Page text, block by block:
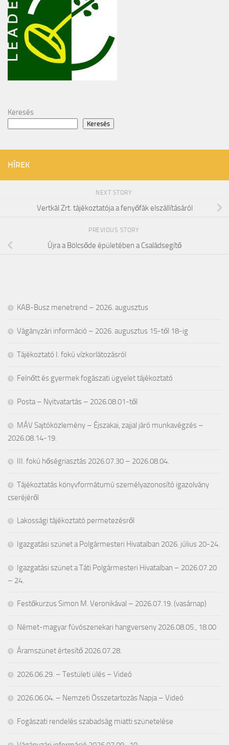
Keresés
Keresés
HÍREK
NEXT STORY
Vertkál Zrt. tájékoztatója a fenyőfák elszállításáról
PREVIOUS STORY
Újra a Bölcsőde épületében a Családsegítő
KAB-Busz menetrend – 2026. augusztus
Vágányzári információ – 2026. augusztus 15-től 18-ig
Tájékoztató I. fokú vízkorlátozásról
Felnőtt és gyermek fogászati ügyelet tájékoztató
Posta – Nyitvatartás – 2026.08.01-től
MÁV Sajtóközlemény – Éjszakai, zajjal járó munkavégzés –
2026.08.14-19.
III. fokú hőségriasztás 2026.07.30 – 2026.08.04.
Tájékoztatás könyvformátumú személyazonosító igazolvány
cseréjéről
Lakossági tájékoztató permetezésről
Igazgatási szünet a Polgármesteri Hivatalban 2026. július 20-24.
Igazgatási szünet a Táti Polgármesteri Hivatalban – 2026.07.20
– 24.
Festőkurzus Simon M. Veronikával – 2026.07.19. (vasárnap)
Német-magyar fúvószenekari hangverseny 2026.08.05., 18.00
Áramszünet értesítő 2026.07.28.
2026.06.29. – Testületi ülés – Videó
2026.06.04. – Nemzeti Összetartozás Napja – Videó
Fogászati rendelés szabadság miatti szünetelése